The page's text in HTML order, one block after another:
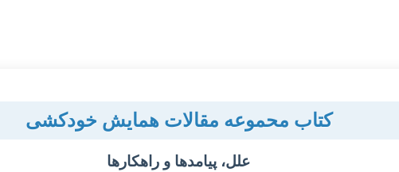
کتاب محموعه مقالات همایش خودکشی
علل، پیامدها و راهکارها